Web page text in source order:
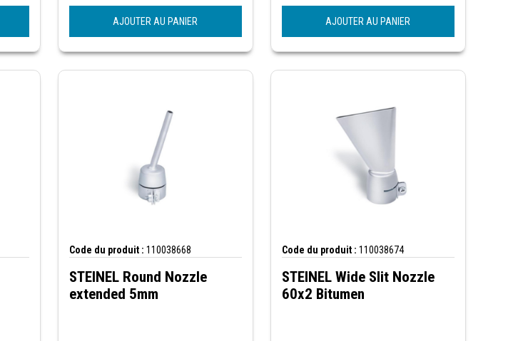
AJOUTER AU PANIER AJOUTER AU PANIER
Code du produit : 110038668
STEINEL Round Nozzle
extended 5mm
Code du produit : 110038674
STEINEL Wide Slit Nozzle
60x2 Bitumen